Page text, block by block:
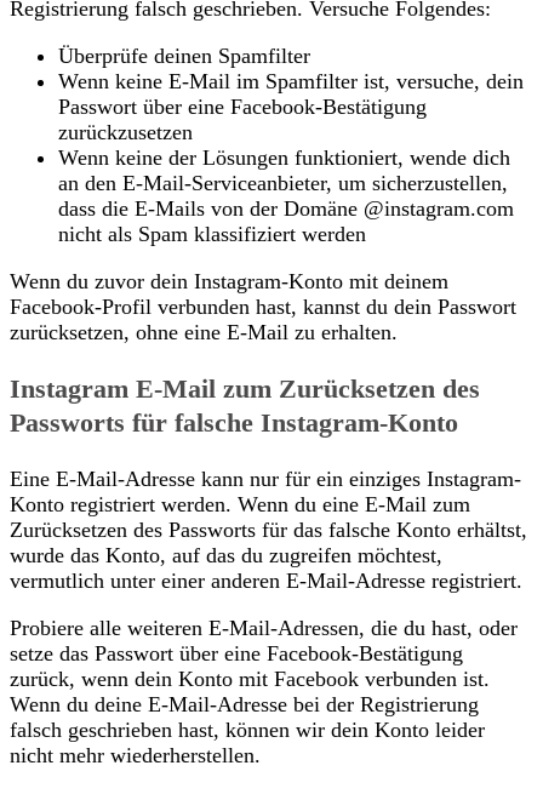
Registrierung falsch geschrieben. Versuche Folgendes:
Überprüfe deinen Spamfilter
Wenn keine E-Mail im Spamfilter ist, versuche, dein
Passwort über eine Facebook-Bestätigung
zurückzusetzen
Wenn keine der Lösungen funktioniert, wende dich
an den E-Mail-Serviceanbieter, um sicherzustellen,
dass die E-Mails von der Domäne @instagram.com
nicht als Spam klassifiziert werden
Wenn du zuvor dein Instagram-Konto mit deinem
Facebook-Profil verbunden hast, kannst du dein Passwort
zurücksetzen, ohne eine E-Mail zu erhalten.
Instagram E-Mail zum Zurücksetzen des
Passworts für falsche Instagram-Konto
Eine E-Mail-Adresse kann nur für ein einziges Instagram-
Konto registriert werden. Wenn du eine E-Mail zum
Zurücksetzen des Passworts für das falsche Konto erhältst,
wurde das Konto, auf das du zugreifen möchtest,
vermutlich unter einer anderen E-Mail-Adresse registriert.
Probiere alle weiteren E-Mail-Adressen, die du hast, oder
setze das Passwort über eine Facebook-Bestätigung
zurück, wenn dein Konto mit Facebook verbunden ist.
Wenn du deine E-Mail-Adresse bei der Registrierung
falsch geschrieben hast, können wir dein Konto leider
nicht mehr wiederherstellen.